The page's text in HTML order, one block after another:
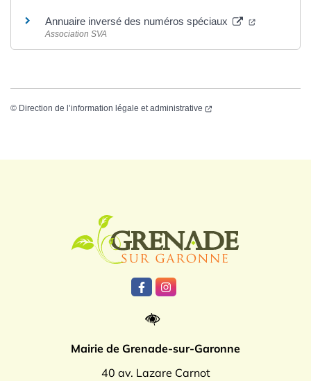
Annuaire inversé des numéros spéciaux
Association SVA
© Direction de l’information légale et administrative
Lien vers le compte Facebook
Lien vers le compte
Mairie de Grenade-sur-Garonne
40 av. Lazare Carnot